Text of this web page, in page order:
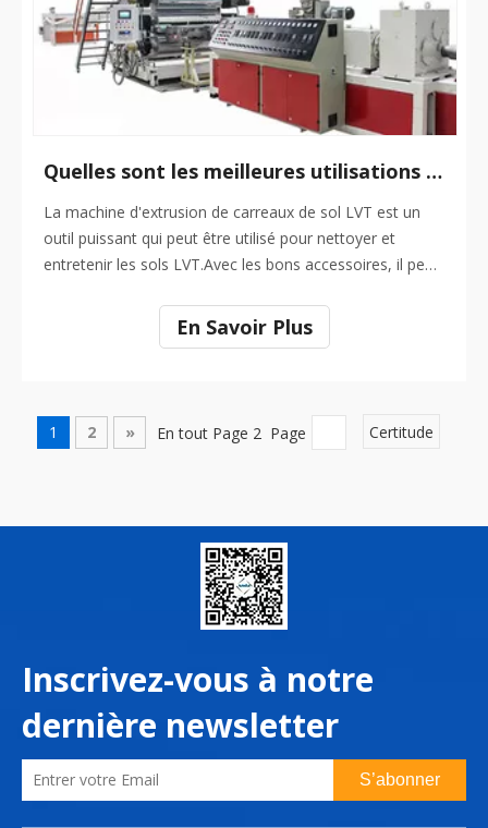
Quelles sont les meilleures utilisations pour une machine d'extrusion de carreaux de sol Lvt ?
La machine d'extrusion de carreaux de sol LVT est un
outil puissant qui peut être utilisé pour nettoyer et
entretenir les sols LVT.Avec les bons accessoires, il peut
une finition de haute qualité.Si vous cherchez un moyen
de garder vos sols LVT à leur meilleur, le sol LVT
En Savoir Plus
1 2 » En tout Page 2 Page Certitude
Inscrivez-vous à notre
dernière newsletter
S’abonner